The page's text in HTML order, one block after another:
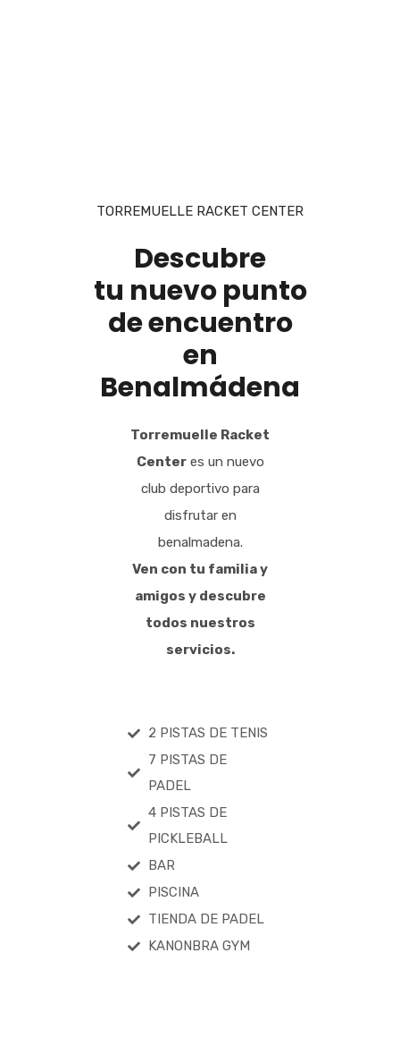
TORREMUELLE RACKET CENTER
Descubre
tu nuevo punto
de encuentro
en
Benalmádena
Torremuelle Racket
Centeres un nuevo
club deportivo para
disfrutar en
benalmadena.
Ven con tu familia y
amigos y descubre
todos nuestros
servicios.
2 PISTAS DE TENIS
7 PISTAS DE
PADEL
4 PISTAS DE
PICKLEBALL
BAR
PISCINA
TIENDA DE PADEL
KANONBRA GYM